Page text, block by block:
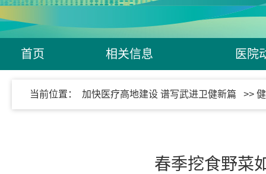
首页 相关信息 医院
当前位置： 加快医疗高地建设 谱写武进卫健新篇 >>
春季挖食野菜